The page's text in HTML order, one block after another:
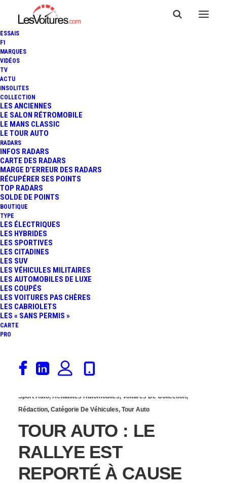
ESSAIS
F1
MARQUES
VIDÉOS
TV
ACTU
INSOLITES
COLLECTION
LES ANCIENNES
LE SALON RÉTROMOBILE
LE MANS CLASSIC
LE TOUR AUTO
RADARS
INFOS RADARS
CARTE DES RADARS
MARGE D’ERREUR DES RADARS
RÉCUPÉRER SES POINTS
TOP RADARS
SOLDE DE POINTS
BOUTIQUE
TYPE
LES ÉLECTRIQUES
LES HYBRIDES
LES SPORTIVES
LES CITADINES
LES SUV
LES VÉHICULES MILITAIRES
LES AUTOMOBILES DE LUXE
LES COUPÉS
LES VOITURES PAS CHÈRES
LES CABRIOLETS
LES « SANS PERMIS »
CARTE
PRO
3 avril 2020
PEUGEOT 504 COUPÉ :
UN EXEMPLAIRE SORTI
DE GRANGE À VENDRE
Sport Auto, Actualités Automobiles, Voitures De Collection,
Rédaction, Catégorie De Véhicules, Tour Auto
TOUR AUTO : LE
RALLYE EST
REPORTÉ À CAUSE